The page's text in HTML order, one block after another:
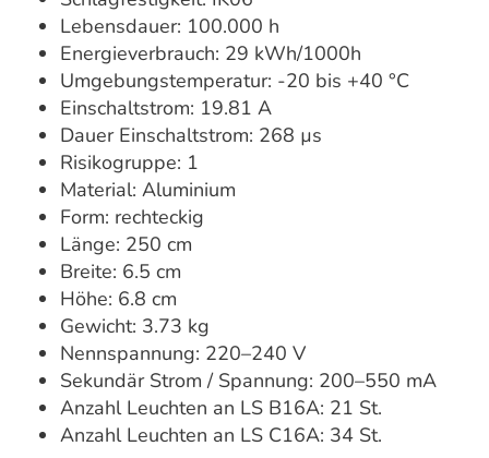
Lebensdauer: 100.000 h
Energieverbrauch: 29 kWh/1000h
Umgebungstemperatur: -20 bis +40 °C
Einschaltstrom: 19.81 A
Dauer Einschaltstrom: 268 µs
Risikogruppe: 1
Material: Aluminium
Form: rechteckig
Länge: 250 cm
Breite: 6.5 cm
Höhe: 6.8 cm
Gewicht: 3.73 kg
Nennspannung: 220–240 V
Sekundär Strom / Spannung: 200–550 mA
Anzahl Leuchten an LS B16A: 21 St.
Anzahl Leuchten an LS C16A: 34 St.